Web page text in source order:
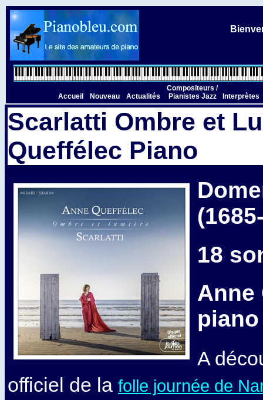
Accueil Nouveau Actualités
Compositeurs /
Pianistes Jazz
Interprètes
Scarlatti Ombre et
Queffélec Piano
18
Anne
piano
A
officiel de la folle journée de